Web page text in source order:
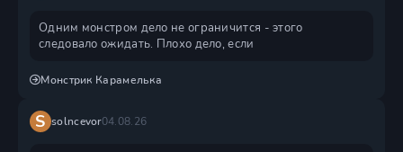
Одним монстром дело не ограничится - этого
следовало ожидать. Плохо дело, если
Монстрик Карамелька
S solncevor04.08.26